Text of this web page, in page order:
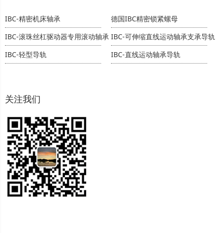
IBC-精密机床轴承
德国IBC精密锁紧螺母
IBC-滚珠丝杠驱动器专用滚动轴承 IBC-可伸缩直线运动轴承支承导轨
IBC-轻型导轨
IBC-直线运动轴承导轨
关注我们